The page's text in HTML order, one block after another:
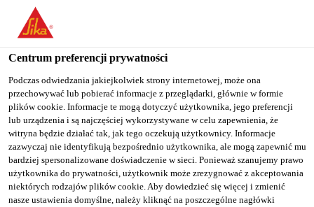
You are accessing "Sika Poland", it seems you are accessing it
from "Stany Zjednoczone". We have a dedicated website for your
country.
TO
SIKA
USA
STAY ON THE SIKA
POLAND WEBSITE
SELECT A
COUNTRY
Sika Poland
Centrum preferencji prywatności
Podczas odwiedzania jakiejkolwiek strony internetowej, może ona
przechowywać lub pobierać informacje z przeglądarki, głównie w formie
plików cookie. Informacje te mogą dotyczyć użytkownika, jego preferencji
lub urządzenia i są najczęściej wykorzystywane w celu zapewnienia, że
witryna będzie działać tak, jak tego oczekują użytkownicy. Informacje
zazwyczaj nie identyfikują bezpośrednio użytkownika, ale mogą zapewnić mu
bardziej spersonalizowane doświadczenie w sieci. Ponieważ szanujemy prawo
użytkownika do prywatności, użytkownik może zrezygnować z akceptowania
niektórych rodzajów plików cookie. Aby dowiedzieć się więcej i zmienić
nasze ustawienia domyślne, należy kliknąć na poszczególne nagłówki